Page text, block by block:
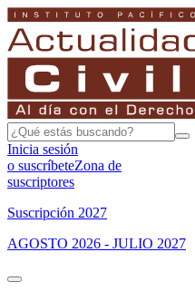
Inicia sesión
o suscríbeteZona de
suscriptores
Suscripción 2027
AGOSTO 2026 - JULIO 2027